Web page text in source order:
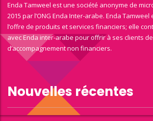
Enda Tamweel est une société anonyme de
2015 par l’ONG Enda Inter-arabe. Enda
l’offre de produits et services financiers; elle
avec Enda inter-arabe pour offrir à ses clients
d’accompagnement non financiers.
Nouvelles récentes